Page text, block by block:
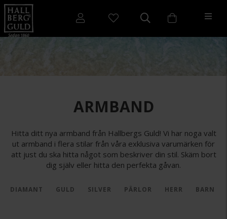
ARMBAND
Hitta ditt nya armband från Hallbergs Guld! Vi har noga valt
ut armband i flera stilar från våra exklusiva varumärken för
att just du ska hitta något som beskriver din stil. Skäm bort
dig själv eller hitta den perfekta gåvan.
DIAMANT GULD SILVER PÄRLOR HERR BARN